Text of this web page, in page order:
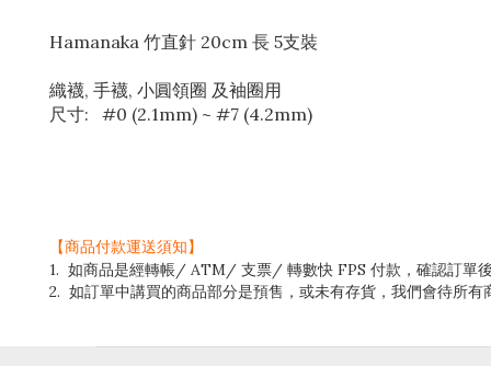
Hamanaka 竹直針 20cm 長 5支裝
織襪, 手襪, 小圓領圈 及袖圈用
尺寸: #0 (2.1mm) ~ #7 (4.2mm)
【商品付款運送須知】
1. 如商品是經轉帳/ ATM/ 支票/ 轉數快 FPS 付款，確認訂單
2. 如訂單中講買的商品部分是預售，或未有存貨，我們會待所